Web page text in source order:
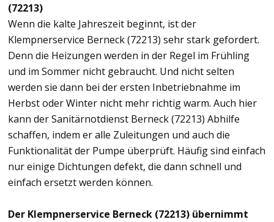
(72213)
Wenn die kalte Jahreszeit beginnt, ist der
Klempnerservice Berneck (72213) sehr stark gefordert.
Denn die Heizungen werden in der Regel im Frühling
und im Sommer nicht gebraucht. Und nicht selten
werden sie dann bei der ersten Inbetriebnahme im
Herbst oder Winter nicht mehr richtig warm. Auch hier
kann der Sanitärnotdienst Berneck (72213) Abhilfe
schaffen, indem er alle Zuleitungen und auch die
Funktionalität der Pumpe überprüft. Häufig sind einfach
nur einige Dichtungen defekt, die dann schnell und
einfach ersetzt werden können.
Der Klempnerservice Berneck (72213) übernimmt